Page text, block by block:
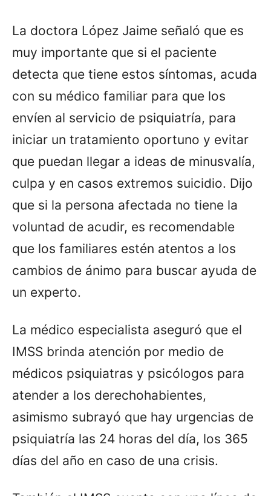
La doctora López Jaime señaló que es
muy importante que si el paciente
detecta que tiene estos síntomas, acuda
con su médico familiar para que los
envíen al servicio de psiquiatría, para
iniciar un tratamiento oportuno y evitar
que puedan llegar a ideas de minusvalía,
culpa y en casos extremos suicidio. Dijo
que si la persona afectada no tiene la
voluntad de acudir, es recomendable
que los familiares estén atentos a los
cambios de ánimo para buscar ayuda de
un experto.
La médico especialista aseguró que el
IMSS brinda atención por medio de
médicos psiquiatras y psicólogos para
atender a los derechohabientes,
asimismo subrayó que hay urgencias de
psiquiatría las 24 horas del día, los 365
días del año en caso de una crisis.